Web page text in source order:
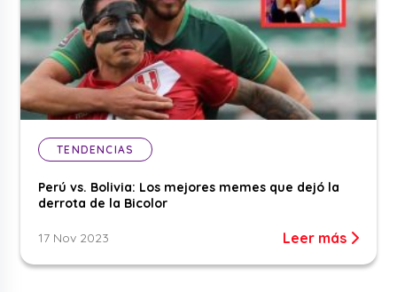
TENDENCIAS
Perú vs. Bolivia: Los mejores memes que dejó la
derrota de la Bicolor
17 Nov 2023 Leer más